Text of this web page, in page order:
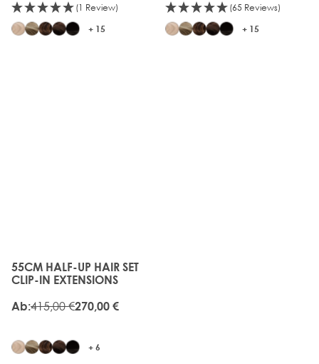
(1 Review)
+ 15
(65 Reviews)
+ 15
55CM HALF-UP HAIR SET
CLIP-IN EXTENSIONS
Ab:415,00 €270,00 €
+ 6
The price depends on the options chosen on the